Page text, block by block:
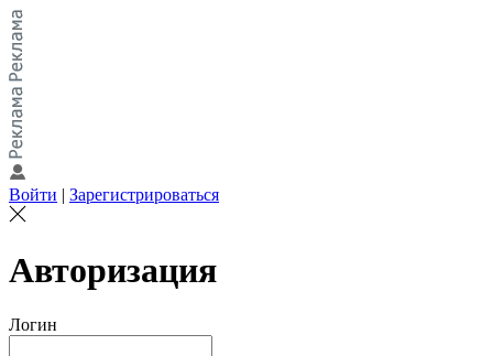
Войти | Зарегистрироваться
Авторизация
Логин